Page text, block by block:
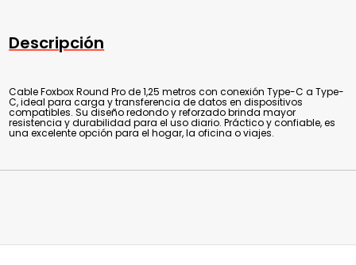
Descripción
Cable Foxbox Round Pro de 1,25 metros con conexión Type-C a Type-
C, ideal para carga y transferencia de datos en dispositivos
compatibles. Su diseño redondo y reforzado brinda mayor
resistencia y durabilidad para el uso diario. Práctico y confiable, es
una excelente opción para el hogar, la oficina o viajes.